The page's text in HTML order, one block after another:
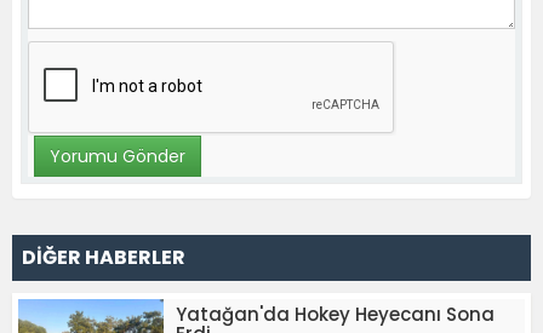
DİĞER HABERLER
Yatağan'da Hokey Heyecanı Sona